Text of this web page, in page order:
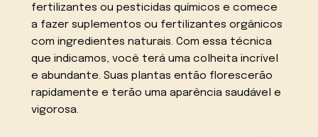
fertilizantes ou pesticidas químicos e comece
a fazer suplementos ou fertilizantes orgânicos
com ingredientes naturais. Com essa técnica
que indicamos, você terá uma colheita incrível
e abundante. Suas plantas então florescerão
rapidamente e terão uma aparência saudável e
vigorosa.